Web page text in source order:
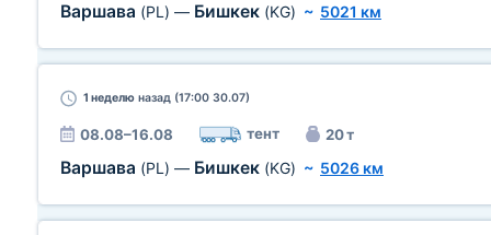
Варшава (PL) — Бишкек (KG) ~ 5021 км
1 неделю назад (17:00 30.07)
08.08–16.08 тент 20 т
Варшава (PL) — Бишкек (KG) ~ 5026 км